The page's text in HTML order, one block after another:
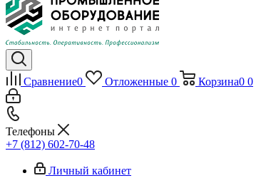
Сравнение0 Отложенные 0 Корзина0 0
Телефоны
+7 (812) 602-70-48
Личный кабинет